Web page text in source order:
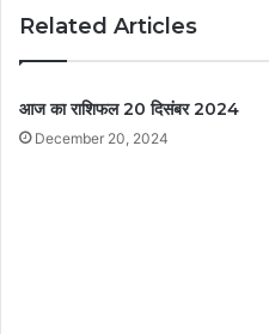
Related Articles
आज का राशिफल 20 दिसंबर 2024
December 20, 2024